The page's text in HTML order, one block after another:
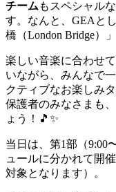
チーム もスペシャル
す。なんと、GEAと
橋（London Bridge）
楽しい音楽に合わせ
いながら、みんなで
クティブなお楽しみ
保護者のみなさまも
ょう！🎵✨
当日は、第1部（9:00
ュールに分かれて開
対象となります）。